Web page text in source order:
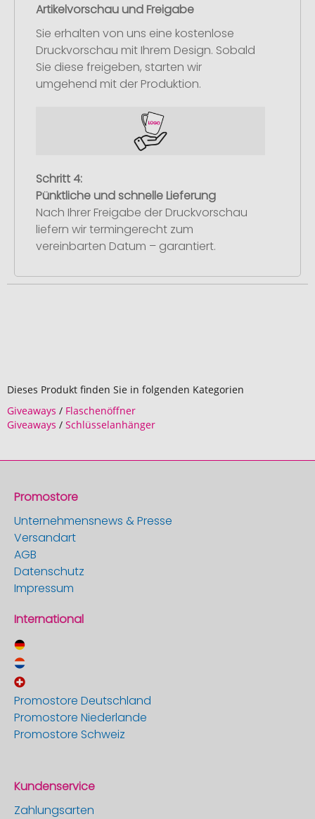
Artikelvorschau und Freigabe
Sie erhalten von uns eine kostenlose
Druckvorschau mit Ihrem Design. Sobald
Sie diese freigeben, starten wir
umgehend mit der Produktion.
Schritt 4:
Pünktliche und schnelle Lieferung
Nach Ihrer Freigabe der Druckvorschau
liefern wir termingerecht zum
vereinbarten Datum – garantiert.
Dieses Produkt finden Sie in folgenden Kategorien
Giveaways / Flaschenöffner
Giveaways / Schlüsselanhänger
Promostore
Unternehmensnews & Presse
Versandart
AGB
Datenschutz
Impressum
International
Promostore Deutschland
Promostore Niederlande
Promostore Schweiz
Kundenservice
Zahlungsarten